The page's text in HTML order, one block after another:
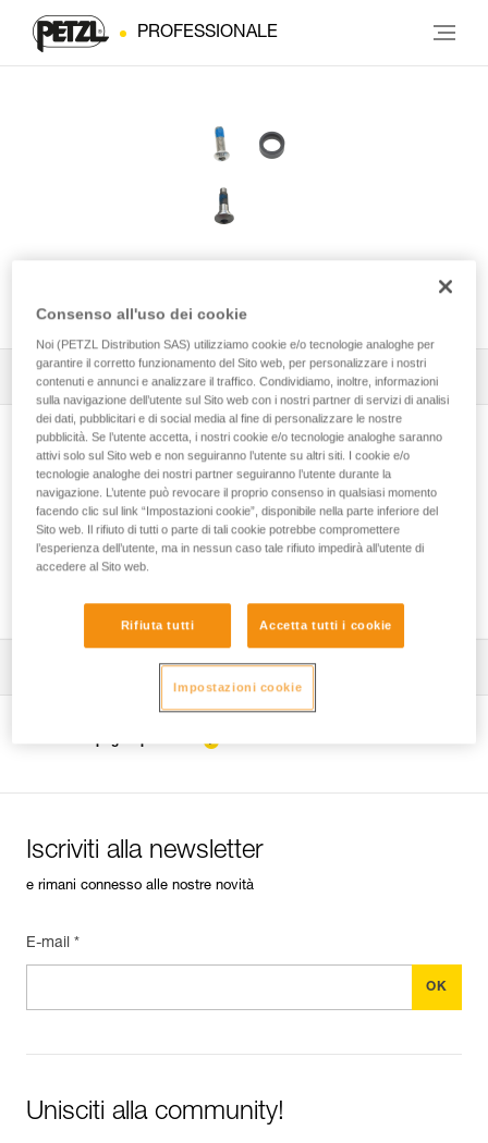
PROFESSIONALE
Vite ASAP® LOCK
Tutti i consigli tecnici 1 Filtro
Generazioni di ASAP e ASAP LOCK -
Scarica la scheda tecnica (PDF)
Iscriviti alla newsletter
e rimani connesso alle nostre novità
E-mail *
Unisciti alla community!
Consenso all'uso dei cookie
Noi (PETZL Distribution SAS) utilizziamo cookie e/o tecnologie analoghe per
garantire il corretto funzionamento del Sito web, per personalizzare i nostri
contenuti e annunci e analizzare il traffico. Condividiamo, inoltre, informazioni
sulla navigazione dell’utente sul Sito web con i nostri partner di servizi di analisi
dei dati, pubblicitari e di social media al fine di personalizzare le nostre
pubblicità. Se l’utente accetta, i nostri cookie e/o tecnologie analoghe saranno
attivi solo sul Sito web e non seguiranno l’utente su altri siti. I cookie e/o
tecnologie analoghe dei nostri partner seguiranno l’utente durante la
navigazione. L’utente può revocare il proprio consenso in qualsiasi momento
facendo clic sul link “Impostazioni cookie”, disponibile nella parte inferiore del
Sito web. Il rifiuto di tutti o parte di tali cookie potrebbe compromettere
l’esperienza dell’utente, ma in nessun caso tale rifiuto impedirà all’utente di
accedere al Sito web.
Rifiuta tutti Accetta tutti i cookie
Impostazioni cookie